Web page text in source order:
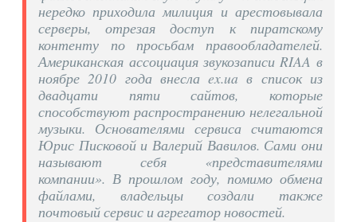
нередко приходила милиция и арестовывала
серверы, отрезая доступ к пиратскому
контенту по просьбам правообладателей.
Американская ассоциация звукозаписи RIAA в
ноябре 2010 года внесла ex.ua в список из
двадцати пяти сайтов, которые
способствуют распространению нелегальной
музыки. Основателями сервиса считаются
Юрис Писковой и Валерий Вавилов. Сами они
называют себя «представителями
компании». В прошлом году, помимо обмена
файлами, владельцы создали также
почтовый сервис и агрегатор новостей.